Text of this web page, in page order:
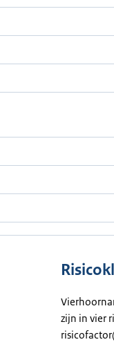
zijn in vier